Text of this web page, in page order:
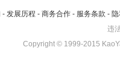
- 发展历程 - 商务合作 - 服务条款 -
违
Copyright © 1999-2015